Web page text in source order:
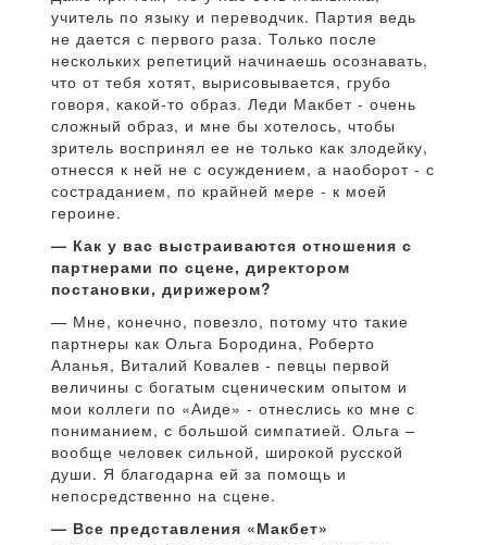
учитель по языку и переводчик. Партия ведь
не дается с первого раза. Только после
нескольких репетиций начинаешь осознавать,
что от тебя хотят, вырисовывается, грубо
говоря, какой-то образ. Леди Макбет - очень
сложный образ, и мне бы хотелось, чтобы
зритель воспринял ее не только как злодейку,
отнесся к ней не с осуждением, а наоборот - с
состраданием, по крайней мере - к моей
героине.
— Как у вас выстраиваются отношения с
партнерами по сцене, директором
постановки, дирижером?
— Мне, конечно, повезло, потому что такие
партнеры как Ольга Бородина, Роберто
Аланья, Виталий Ковалев - певцы первой
величины с богатым сценическим опытом и
мои коллеги по «Аиде» - отнеслись ко мне с
пониманием, с большой симпатией. Ольга –
вообще человек сильной, широкой русской
души. Я благодарна ей за помощь и
непосредственно на сцене.
— Все представления «Макбет»